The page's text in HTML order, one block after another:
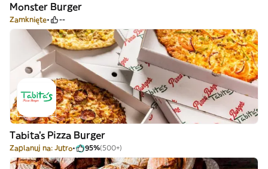
Monster Burger
Zamknięte --
Tabita's Pizza Burger
Zaplanuj na: Jutro 95%(500+)